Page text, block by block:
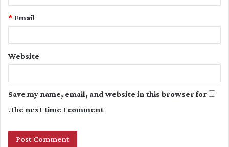
Email
*
Website
Save my name, email, and website in this browser for
the next time I comment.